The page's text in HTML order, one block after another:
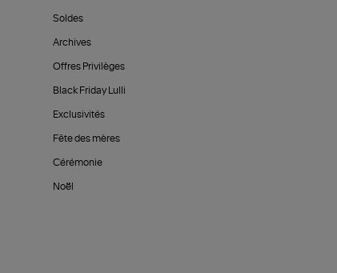
Soldes
Archives
Offres Privilèges
Black Friday Lulli
Exclusivités
Fête des mères
Cérémonie
Noël